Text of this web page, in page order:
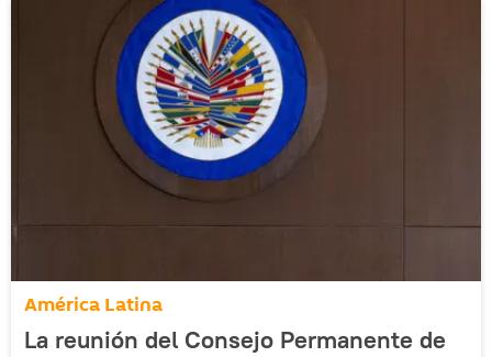
América Latina
La reunión del Consejo Permanente de